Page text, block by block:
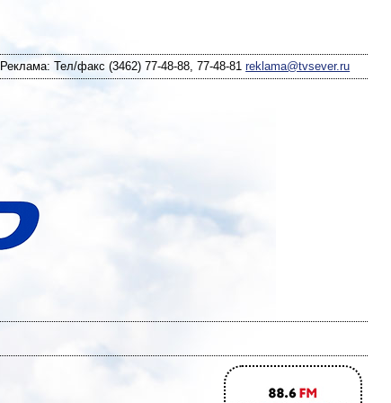
Реклама: Тел/факс (3462) 77-48-88, 77-48-81reklama@tvsever.ru